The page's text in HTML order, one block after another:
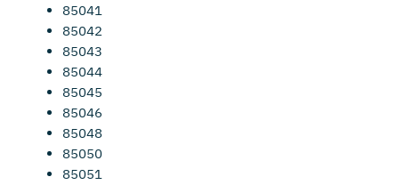
85041
85042
85043
85044
85045
85046
85048
85050
85051